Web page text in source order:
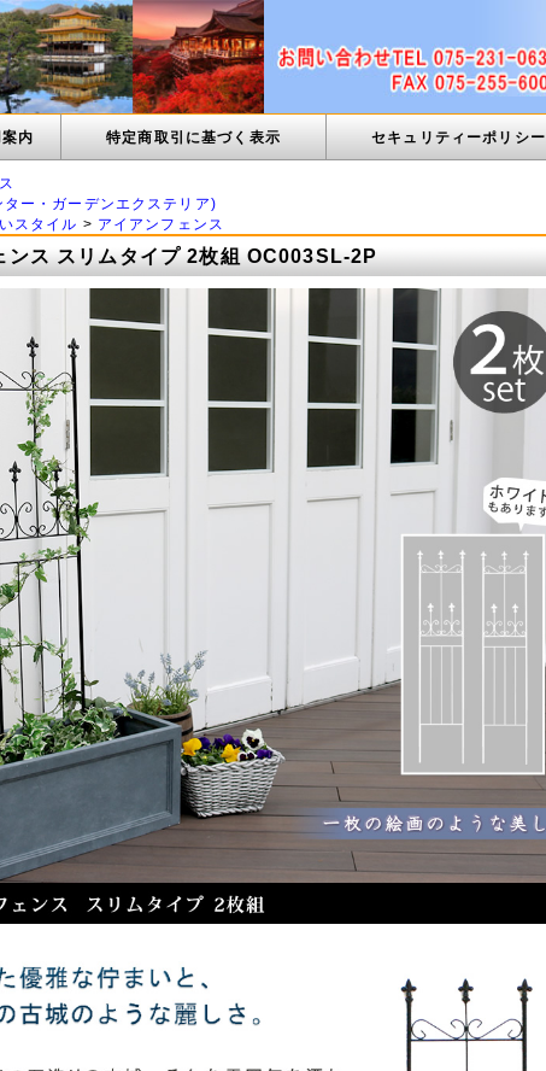
内 特定商取引に基づく表示 セキュリティーポリシー
ー・ガーデンエクステリア)
スタイル > アイアンフェンス
ンス スリムタイプ 2枚組 OC003SL-2P